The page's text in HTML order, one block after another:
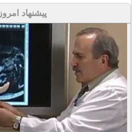
پیشنهاد امروز